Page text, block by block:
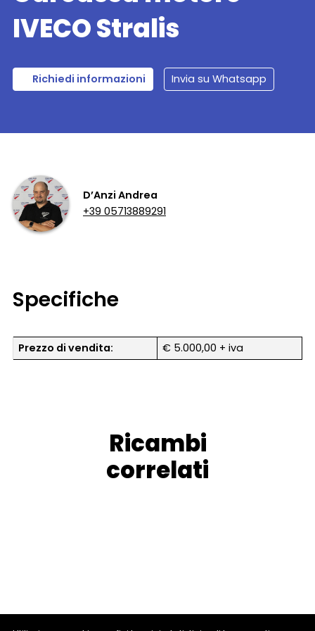
IVECO Stralis
Richiedi informazioni Invia su Whatsapp
D’Anzi Andrea
+39 05713889291
Specifiche
Prezzo di vendita: € 5.000,00 + iva
Ricambi
correlati